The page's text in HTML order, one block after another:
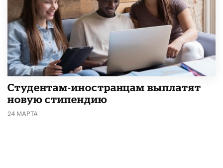
Студентам-иностранцам выплатят
новую стипендию
24 МАРТА